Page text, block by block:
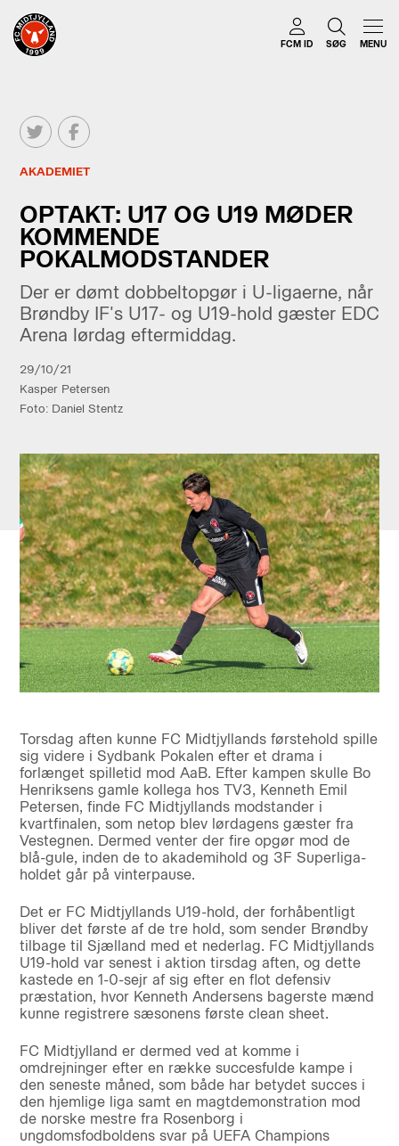
FCM ID SØG MENU
AKADEMIET
OPTAKT: U17 OG U19 MØDER
KOMMENDE
POKALMODSTANDER
Der er dømt dobbeltopgør i U-ligaerne, når
Brøndby IF's U17- og U19-hold gæster EDC
Arena lørdag eftermiddag.
29/10/21
Kasper Petersen
Foto: Daniel Stentz
Torsdag aften kunne FC Midtjyllands førstehold spille
sig videre i Sydbank Pokalen efter et drama i
forlænget spilletid mod AaB. Efter kampen skulle Bo
Henriksens gamle kollega hos TV3, Kenneth Emil
Petersen, finde FC Midtjyllands modstander i
kvartfinalen, som netop blev lørdagens gæster fra
Vestegnen. Dermed venter der fire opgør mod de
blå-gule, inden de to akademihold og 3F Superliga-
holdet går på vinterpause.
Det er FC Midtjyllands U19-hold, der forhåbentligt
bliver det første af de tre hold, som sender Brøndby
tilbage til Sjælland med et nederlag. FC Midtjyllands
U19-hold var senest i aktion tirsdag aften, og dette
kastede en 1-0-sejr af sig efter en flot defensiv
præstation, hvor Kenneth Andersens bagerste mænd
kunne registrere sæsonens første clean sheet.
FC Midtjylland er dermed ved at komme i
omdrejninger efter en række succesfulde kampe i
den seneste måned, som både har betydet succes i
den hjemlige liga samt en magtdemonstration mod
de norske mestre fra Rosenborg i
ungdomsfodboldens svar på UEFA Champions